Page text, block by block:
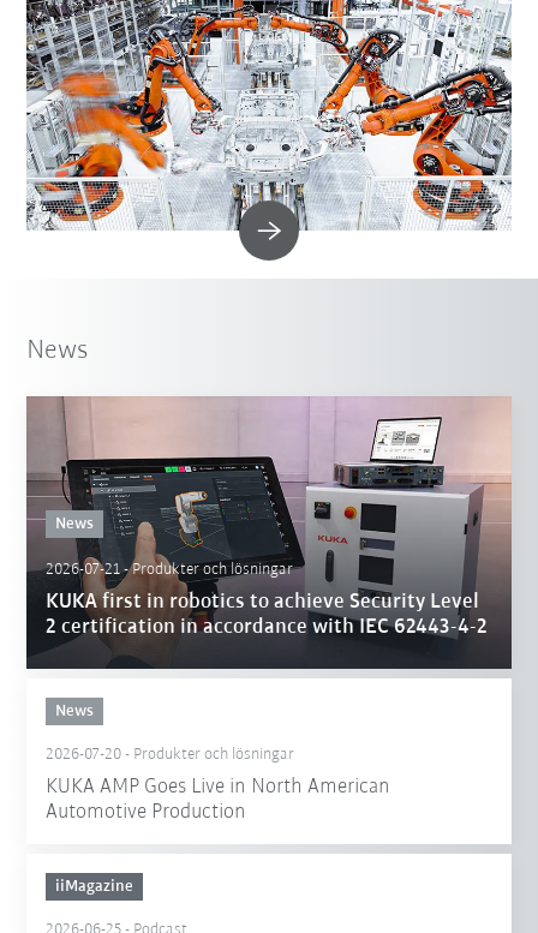
News
News
2026-07-21-Produkter och lösningar
KUKA first in robotics to achieve Security Level
2 certification in accordance with IEC 62443-4-2
News
2026-07-20 - Produkter och lösningar
KUKA AMP Goes Live in North American
Automotive Production
iiMagazine